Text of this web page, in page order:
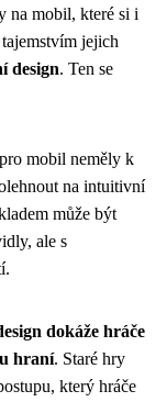
na mobil, které si i
jejich
design. Ten se
mobil neměly k
na intuitivní
může být
ale s
dokáže hráče
hraní. Staré hry
který hráče